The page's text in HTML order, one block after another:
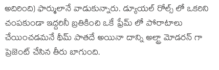
అదిరింది) ఫార్ములానే వాడుకున్నారు. డ్యూయల్ రోల్స్ లో ఒకరిని
చంపకుండా ఇద్దరినీ బ్రతికించి ఒకే ఫ్రేమ్ లో పోరాటాలు
చేయించడమనే థీమ్ పాతదే అయినా దాన్ని అల్ట్రా మోడరన్ గా
ప్రెజెంట్ చేసిన తీరు బాగుంది.